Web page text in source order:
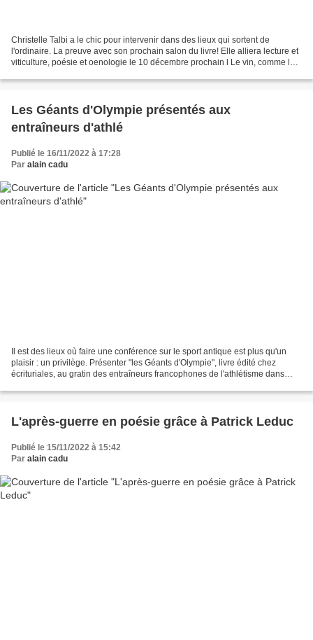
Christelle Talbi a le chic pour intervenir dans des lieux qui sortent de
l'ordinaire. La preuve avec son prochain salon du livre! Elle alliera lecture et
viticulture, poésie et oenologie le 10 décembre prochain l Le vin, comme la
Les Géants d'Olympie présentés aux
entraîneurs d'athlé
Publié le 16/11/2022 à 17:28
Par alain cadu
Il est des lieux où faire une conférence sur le sport antique est plus qu'un
plaisir : un privilège. Présenter "les Géants d'Olympie", livre édité chez
écrituriales, au gratin des entraîneurs francophones de l'athlétisme dans
L'après-guerre en poésie grâce à Patrick Leduc
Publié le 15/11/2022 à 15:42
Par alain cadu